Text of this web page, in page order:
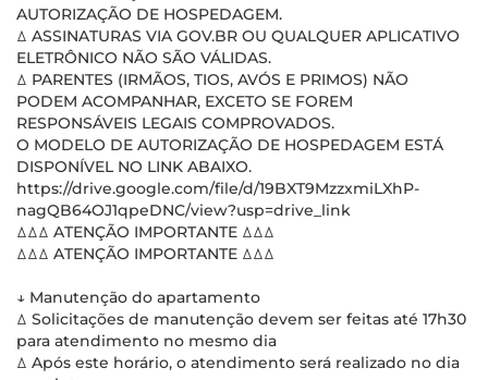
AUTORIZAÇÃO DE HOSPEDAGEM.
ꕔ ASSINATURAS VIA GOV.BR OU QUALQUER APLICATIVO
ELETRÔNICO NÃO SÃO VÁLIDAS.
ꕔ PARENTES (IRMÃOS, TIOS, AVÓS E PRIMOS) NÃO
PODEM ACOMPANHAR, EXCETO SE FOREM
RESPONSÁVEIS LEGAIS COMPROVADOS.
O MODELO DE AUTORIZAÇÃO DE HOSPEDAGEM ESTÁ
DISPONÍVEL NO LINK ABAIXO.
https://drive.google.com/file/d/19BXT9MzzxmiLXhP-
nagQB64OJ1qpeDNC/view?usp=drive_link
ꕔꕔꕔ ATENÇÃO IMPORTANTE ꕔꕔꕔ
ꕔꕔꕔ ATENÇÃO IMPORTANTE ꕔꕔꕔ
↓ Manutenção do apartamento
ꕔ Solicitações de manutenção devem ser feitas até 17h30
para atendimento no mesmo dia
ꕔ Após este horário, o atendimento será realizado no dia